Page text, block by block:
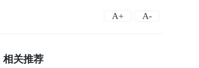
A+ A-
相关推荐